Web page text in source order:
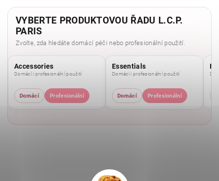
VYBERTE PRODUKTOVOU ŘADU L.C.P.
PARIS
Zvolte, zda hledáte domácí péči nebo profesionální použití.
Accessories
Domácí i profesionální použití
Domácí Profesionální
Essentials
Domácí i profesionální použití
Domácí Profesionální